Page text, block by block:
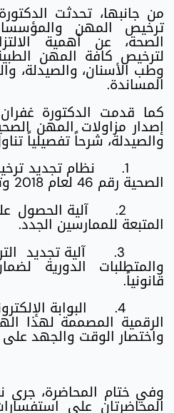
من جانبها، تحدثت
ترخيص المهن
الصحة، عن أهمية
لترخيص كافة المهن
وطب الأسنان، والصيدلة،
المساندة.
كما قدمت الدكتورة
إصدار مزاولات المهن
والصيدلة، شرحاً تفصيلياً
1.
نظام تجديد
الصحية رقم 46 لعام 2018 وتعديلاته.
2.
آلية الحصول
المتبعة للممارسين الجدد.
3.
آلية تجديد
والمتطلبات الدورية
قانونياً.
4.
البوابة
الرقمية المصممة لهذا
واختصار الوقت والجهد على
وفي ختام المحاضرة،
المحاضرتان على